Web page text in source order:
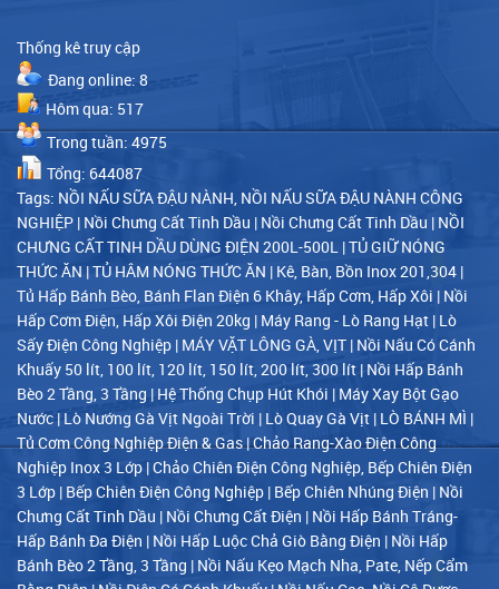
Thống kê truy cập
Đang online: 8
Hôm qua: 517
Trong tuần: 4975
Tổng: 644087
Tags: NỒI NẤU SỮA ĐẬU NÀNH, NỒI NẤU SỮA ĐẬU NÀNH CÔNG
NGHIỆP | Nồi Chưng Cất Tinh Dầu | Nồi Chưng Cất Tinh Dầu | NỒI
CHƯNG CẤT TINH DẦU DÙNG ĐIỆN 200L-500L |TỦ GIỮ NÓNG
THỨC ĂN |TỦ HÂM NÓNG THỨC ĂN | Kê, Bàn, Bồn Inox 201,304 |
Tủ Hấp Bánh Bèo, Bánh Flan Điện 6 Khây, Hấp Cơm, Hấp Xôi | Nồi
Hấp Cơm Điện, Hấp Xôi Điện 20kg | Máy Rang - Lò Rang Hạt | Lò
Sấy Điện Công Nghiệp | MÁY VẶT LÔNG GÀ, VỊT | Nồi Nấu Có Cánh
Khuấy 50 lít, 100 lít, 120 lít, 150 lít, 200 lít, 300 lít | Nồi Hấp Bánh
Bèo 2 Tầng, 3 Tầng | Hệ Thống Chụp Hút Khói | Máy Xay Bột Gạo
Nước | Lò Nướng Gà Vịt Ngoài Trời | Lò Quay Gà Vịt | LÒ BÁNH MÌ |
Tủ Cơm Công Nghiệp Điện & Gas|Chảo Rang-Xào Điện Công
Nghiệp Inox 3 Lớp |Chảo Chiên Điện Công Nghiệp, Bếp Chiên Điện
3 Lớp | Bếp Chiên Điện Công Nghiệp | Bếp Chiên Nhúng Điện | Nồi
Chưng Cất Tinh Dầu | Nồi Chưng Cất Điện | Nồi Hấp Bánh Tráng-
Hấp Bánh Đa Điện | Nồi Hấp Luộc Chả Giò Bằng Điện | Nồi Hấp
Bánh Bèo 2 Tầng, 3 Tầng | Nồi Nấu Kẹo Mạch Nha, Pate, Nếp Cẩm